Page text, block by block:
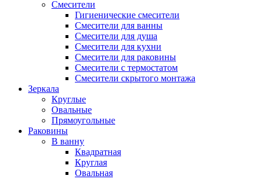
Смесители
Гигиенические смесители
Смесители для ванны
Смесители для душа
Смесители для кухни
Смесители для раковины
Смесители с термостатом
Смесители скрытого монтажа
Зеркала
Круглые
Овальные
Прямоугольные
Раковины
В ванну
Квадратная
Круглая
Овальная